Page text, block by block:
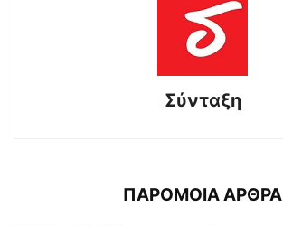
Σύνταξη
ΠΑΡΟΜΟΙΑ ΑΡΘΡΑ